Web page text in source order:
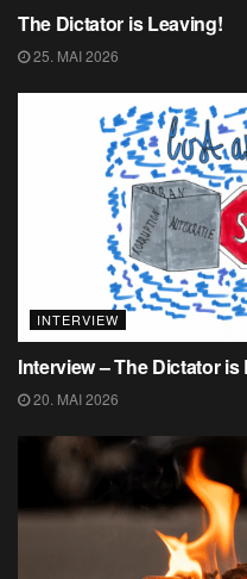
The Dictator is Leaving!
25. MAI 2026
INTERVIEW
Interview – The Dictator is
20. MAI 2026